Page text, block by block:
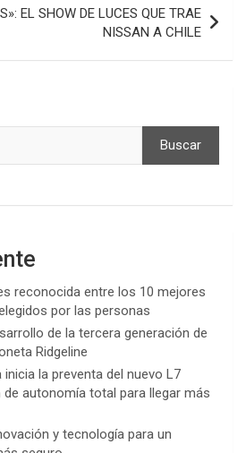
EL SHOW DE LUCES QUE TRAE
NISSAN A CHILE
Buscar
reconocida entre los 10 mejores
por las personas
de la tercera generación de
Ridgeline
la preventa del nuevo L7
de autonomía total para llegar más
y tecnología para un